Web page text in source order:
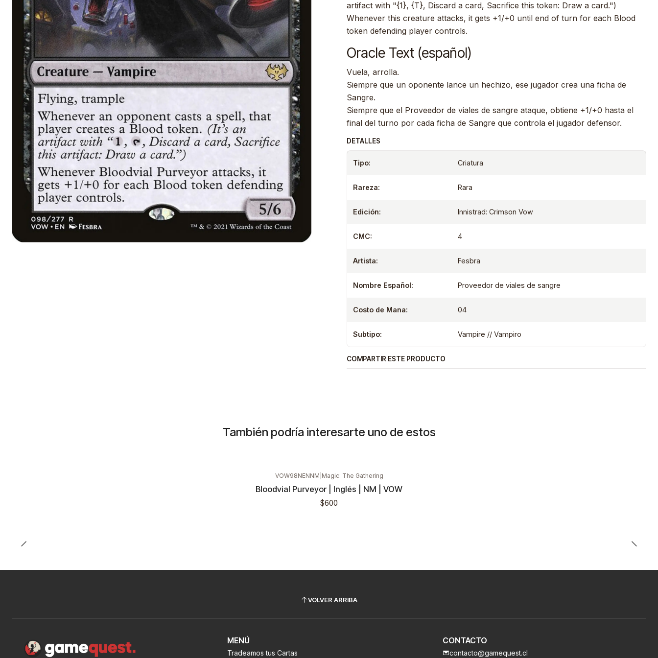
artifact with "{1}, {T}, Discard a card, Sacrifice this token: Draw a card.")
Whenever this creature attacks, it gets +1/+0 until end of turn for each Blood
token defending player controls.
Oracle Text (español)
Vuela, arrolla.
Siempre que un oponente lance un hechizo, ese jugador crea una ficha de
Sangre.
Siempre que el Proveedor de viales de sangre ataque, obtiene +1/+0 hasta el
final del turno por cada ficha de Sangre que controla el jugador defensor.
DETALLES
Tipo: Criatura
Rareza: Rara
Edición: Innistrad: Crimson Vow
CMC: 4
Artista: Fesbra
Nombre Español: Proveedor de viales de sangre
Costo de Mana: 04
Subtipo: Vampire // Vampiro
COMPARTIR ESTE PRODUCTO
También podría interesarte uno de estos
VOW98NENNM Magic: The Gathering
Bloodvial Purveyor | Inglés | NM | VOW
$600
VOLVER ARRIBA
MENÚ
Tradeamos tus Cartas
CONTACTO
contacto@gamequest.cl